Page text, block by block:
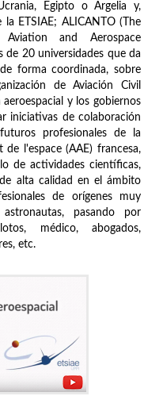
Egipto o Argelia y,
ETSIAE; ALICANTO (The
and Aerospace
de 20 universidades que da
forma coordinada, sobre
de Aviación Civil
y los gobiernos
iniciativas de colaboración
profesionales de la
l'espace (AAE) francesa,
de actividades científicas,
alta calidad en el ámbito
de orígenes muy
pasando por
médico, abogados,
etc.